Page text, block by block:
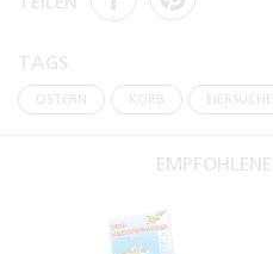
TAGS
OSTERN KORB EIERSUCHE